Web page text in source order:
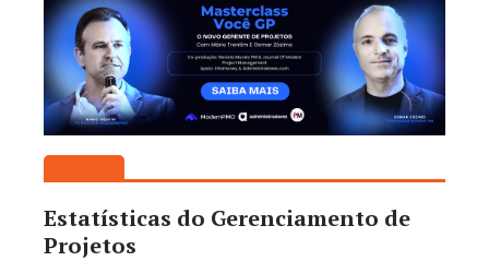
Estatísticas do Gerenciamento de
Projetos